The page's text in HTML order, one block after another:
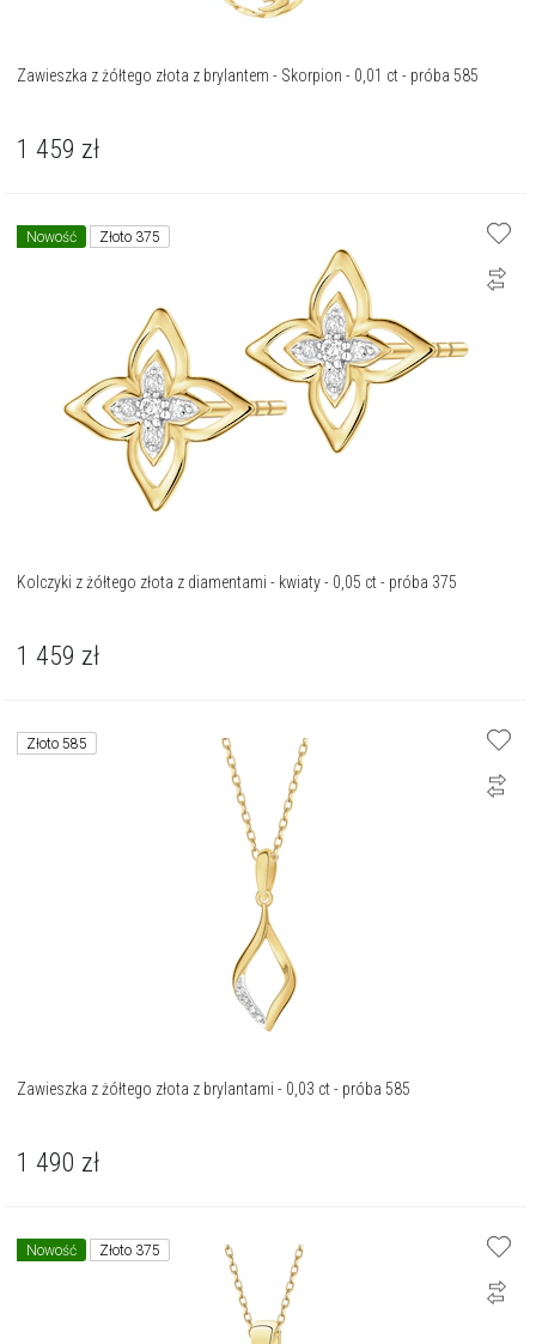
Zawieszka z żółtego złota z brylantem - Skorpion - 0,01 ct - próba 585
1 459 zł
Nowość Złoto 375
Kolczyki z żółtego złota z diamentami - kwiaty - 0,05 ct - próba 375
1 459 zł
Złoto 585
Zawieszka z żółtego złota z brylantami - 0,03 ct - próba 585
1 490 zł
Nowość Złoto 375